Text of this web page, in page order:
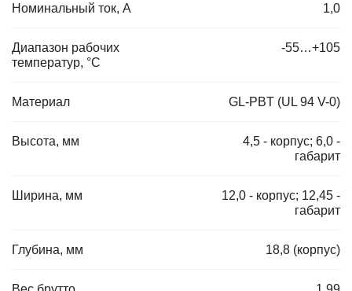
Номинальный ток, А 1,0
Диапазон рабочих
температур, °C
-55…+105
Материал GL-PBT (UL 94 V-0)
Высота, мм
4,5 - корпус; 6,0 -
габарит
Ширина, мм
12,0 - корпус; 12,45 -
габарит
Глубина, мм 18,8 (корпус)